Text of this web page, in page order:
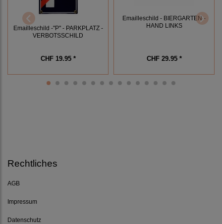
Emailleschild -"P" - PARKPLATZ -
VERBOTSSCHILD
CHF 19.95 *
Emailleschild - BIERGARTEN -
HAND LINKS
CHF 29.95 *
Rechtliches
AGB
Impressum
Datenschutz